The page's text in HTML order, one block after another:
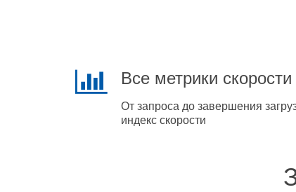
Все метрики скорости
От запроса до завершения
индекс скорости